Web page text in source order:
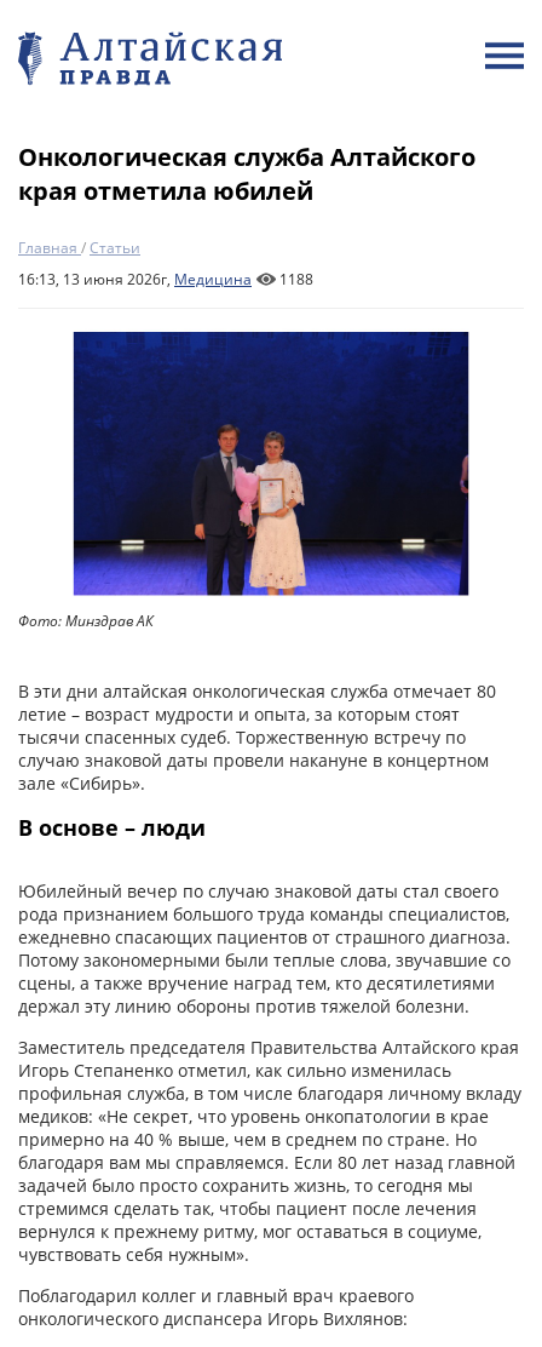
Онкологическая служба Алтайского
края отметила юбилей
Главная /Статьи
16:13, 13 июня 2026г, Медицина 1188
Фото: Минздрав АК
В эти дни алтайская онкологическая служба отмечает 80
летие – возраст мудрости и опыта, за которым стоят
тысячи спасенных судеб. Торжественную встречу по
случаю знаковой даты провели накануне в концертном
зале «Сибирь».
В основе – люди
Юбилейный вечер по случаю знаковой даты стал своего
рода признанием большого труда команды специалистов,
ежедневно спасающих пациентов от страшного диагноза.
Потому закономерными были теплые слова, звучавшие со
сцены, а также вручение наград тем, кто десятилетиями
держал эту линию обороны против тяжелой болезни.
Заместитель председателя Правительства Алтайского края
Игорь Степаненко отметил, как сильно изменилась
профильная служба, в том числе благодаря личному вкладу
медиков: «Не секрет, что уровень онкопатологии в крае
примерно на 40 % выше, чем в среднем по стране. Но
благодаря вам мы справляемся. Если 80 лет назад главной
задачей было просто сохранить жизнь, то сегодня мы
стремимся сделать так, чтобы пациент после лечения
вернулся к прежнему ритму, мог оставаться в социуме,
чувствовать себя нужным».
Поблагодарил коллег и главный врач краевого
онкологического диспансера Игорь Вихлянов: